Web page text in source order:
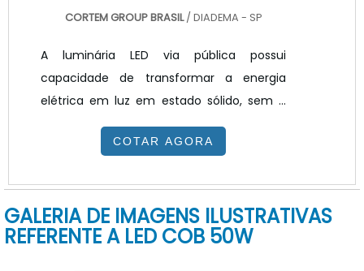
CORTEM GROUP BRASIL/ DIADEMA - SP
A luminária LED via pública possui
capacidade de transformar a energia
elétrica em luz em estado sólido, sem a
utilização de filamentos, isso torna o
desperdício de energia praticamente
maior.Não apenas na utilização de
elementos para a confecção das
lâmpadas convencionais, mas também
COTAR AGORA
GALERIA DE IMAGENS ILUSTRATIVAS
REFERENTE A LED COB 50W